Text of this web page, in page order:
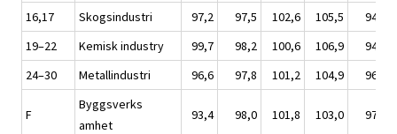
16,17 Skogsindustri 97,2 97,5 102,6 105,5 94,4
19–22
Kemisk industry 99,7 98,2 100,6 106,9 94,2
24–30
Metallindustri 96,6 97,8 101,2 104,9 96,1
F
Byggsverks
amhet
93,4 98,0 101,8 103,0 97,2